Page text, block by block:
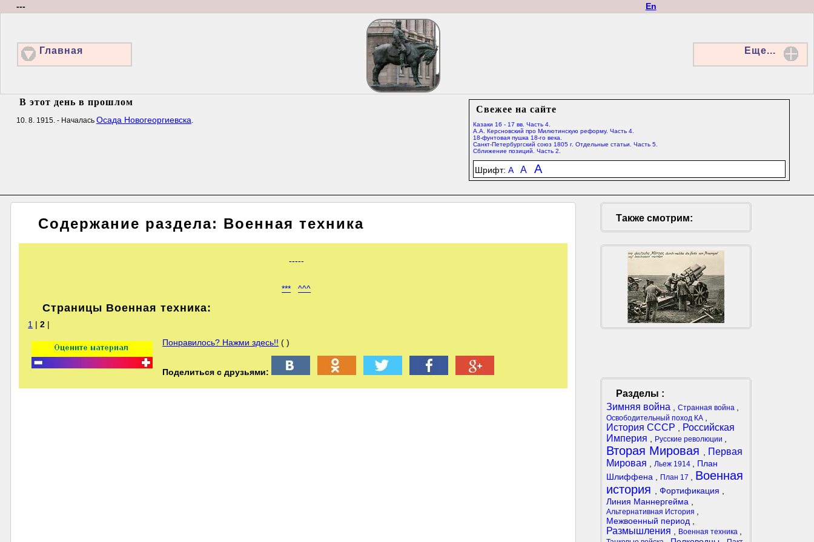
En
---
Главная Еще...
Свежее на сайте
Казаки 16 - 17 вв. Часть 4.
А.А. Керсновский про Милютинскую реформу. Часть 4.
18-фунтовая пушка 18-го века.
Санкт-Петербургский союз 1805 г. Отдельные статьи. Часть 5.
Сближение позиций. Часть 2.
Шрифт:A A A
В этот день в прошлом
10. 8. 1915. - Началась Осада Новогеоргиевска.
Содержание раздела: Военная техника
-----
*** ^^^
Страницы Военная техника:
1 | 2 |
Понравилось? Нажми здесь!! ( )
Поделиться с друзьями:
Также смотрим:
Разделы :
Зимняя война
Странная война
Освободительный поход КА
История СССР
Российская
Империя
Русские революции
Вторая Мировая
Первая
Мировая
Льеж 1914
План
Шлиффена
План 17
Военная
история
Фортификация
Линия Маннергейма
Альтернативная История
Межвоенный период
Размышления Военная техника